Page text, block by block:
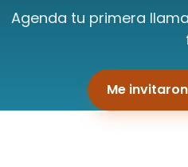
Agenda tu primera
Me